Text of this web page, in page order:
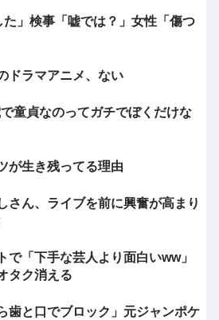
」検事「嘘では？」女性「傷つ
ドラマアニメ、ない
童貞なのってガチでぼくだけな
が生き残ってる理由
さん、ライブを前に興奮が高まり
で「下手な芸人より面白いww」
タク消える
歯と口でブロック」元ジャンポケ